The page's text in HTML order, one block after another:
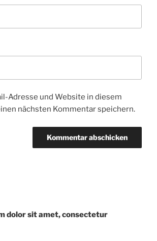
Adresse und Website in diesem
nächsten Kommentar speichern.
dolor sit amet, consectetur